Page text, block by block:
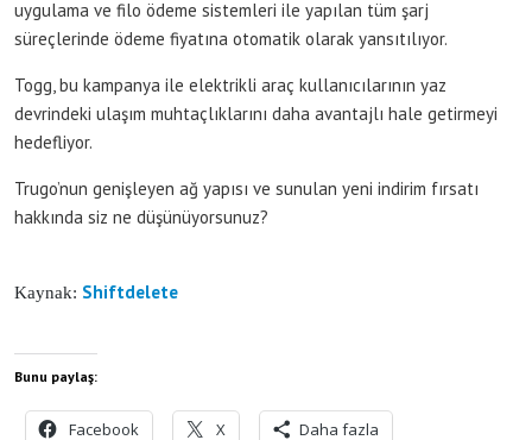
uygulama ve filo ödeme sistemleri ile yapılan tüm şarj
süreçlerinde ödeme fiyatına otomatik olarak yansıtılıyor.
Togg, bu kampanya ile elektrikli araç kullanıcılarının yaz
devrindeki ulaşım muhtaçlıklarını daha avantajlı hale getirmeyi
hedefliyor.
Trugo’nun genişleyen ağ yapısı ve sunulan yeni indirim fırsatı
hakkında siz ne düşünüyorsunuz?
Kaynak: Shiftdelete
Bunu paylaş:
Facebook X Daha fazla